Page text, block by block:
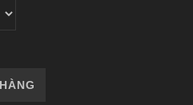
SPEED số lượng